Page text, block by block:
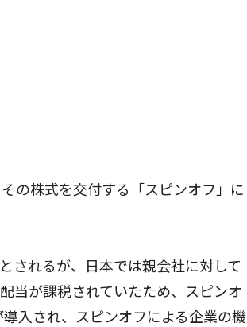
の株式を交付する「スピンオフ」に
されるが、日本では親会社に対して
当が課税されていたため、スピンオ
入され、スピンオフによる企業の機